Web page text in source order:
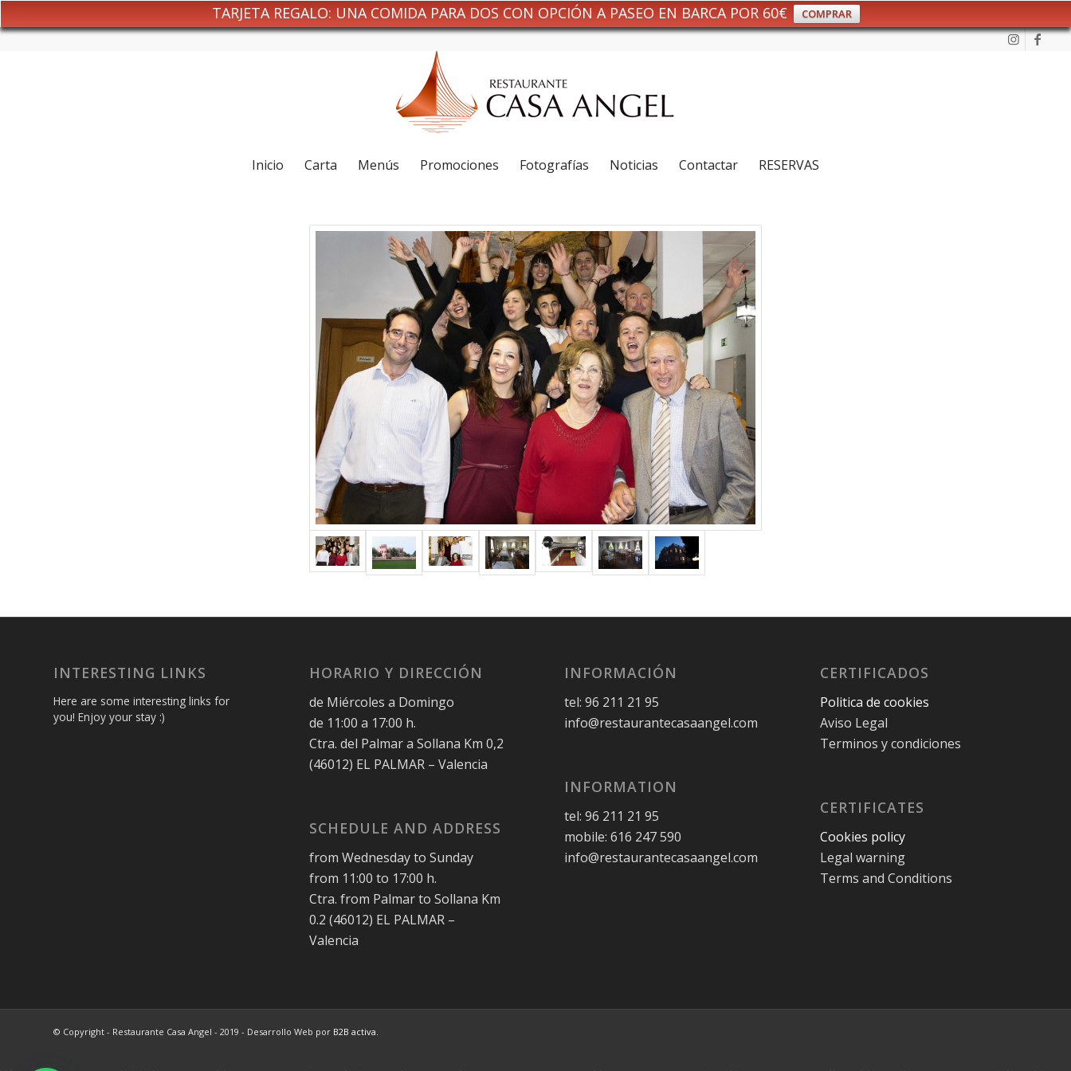
TARJETA REGALO: UNA COMIDA PARA DOS CON OPCIÓN A PASEO EN BARCA POR 60€ COMPRAR
Inicio Carta Menús Promociones Fotografías Noticias Contactar RESERVAS
INTERESTING LINKS
Here are some interesting links for
you! Enjoy your stay :)
HORARIO Y DIRECCIÓN
de Miércoles a Domingo
de 11:00 a 17:00 h.
Ctra. del Palmar a Sollana Km 0,2
(46012) EL PALMAR – Valencia
SCHEDULE AND ADDRESS
from Wednesday to Sunday
from 11:00 to 17:00 h.
Ctra. from Palmar to Sollana Km
0.2 (46012) EL PALMAR –
Valencia
INFORMACIÓN
tel: 96 211 21 95
info@restaurantecasaangel.com
INFORMATION
tel: 96 211 21 95
mobile: 616 247 590
info@restaurantecasaangel.com
CERTIFICADOS
Politica de cookies
Aviso Legal
Terminos y condiciones
CERTIFICATES
Cookies policy
Legal warning
Terms and Conditions
© Copyright - Restaurante Casa Angel - 2019 - Desarrollo Web por B2B activa